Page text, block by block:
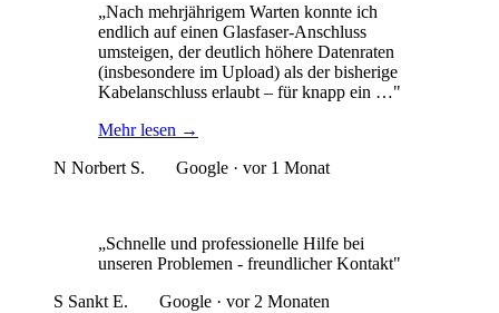
„Nach mehrjährigem Warten konnte ich
endlich auf einen Glasfaser-Anschluss
umsteigen, der deutlich höhere Datenraten
(insbesondere im Upload) als der bisherige
Kabelanschluss erlaubt – für knapp ein …"
Mehr lesen →
N Norbert S. Google · vor 1 Monat
„Schnelle und professionelle Hilfe bei
unseren Problemen - freundlicher Kontakt"
S Sankt E. Google · vor 2 Monaten